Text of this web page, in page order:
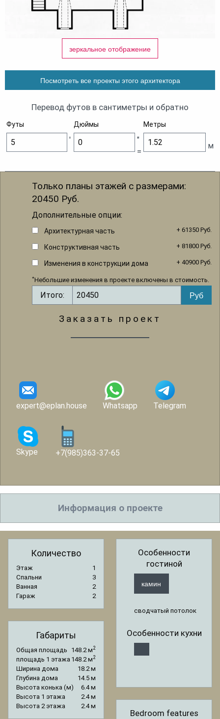
зеркальное отображение
Посмотреть все проекты этого архитектора
Перевод футов в сантиметры и обратно
Футы Дюймы Метры
'
"
=
м
Только планы этажей с размерами:
20450 Руб.
Дополнительные опции:
Архитектурная часть + 61350 Руб.
Конструктивная часть + 81800 Руб.
Изменения в конструкции дома + 40900 Руб.
*Небольшие изменения в проекте включены в стоимость.
Итого:
Заказать проект
expert@eplan.house Whatsapp Telegram
Skype +7(985)363-37-65
Информация о проекте
Количество
Этаж
1
Спальни
3
Ванная
2
Гараж
2
Габариты
Общая площадь 148.2 м2
площадь 1 этажа 148.2 м2
Ширина дома
18.2 м
Глубина дома
14.5 м
Высота конька (м)
6.4 м
Высота 1 этажа
2.4 м
Высота 2 этажа
2.4 м
Особенности
гостиной
камин
сводчатый потолок
Особенности кухни
Bedroom features